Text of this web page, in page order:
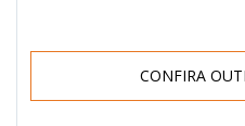
CONFIRA